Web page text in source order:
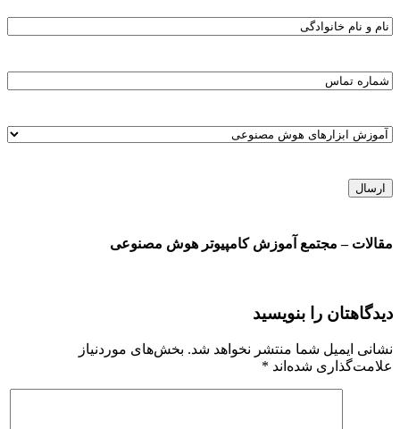
name
Phone
field
مقالات – مجتمع آموزش کامپیوتر هوش مصنوعی
دیدگاهتان را بنویسید
نشانی ایمیل شما منتشر نخواهد شد. بخش‌های موردنیاز
علامت‌گذاری شده‌اند *